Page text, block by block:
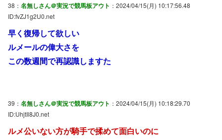
38： 名無しさん＠実況で競馬板アウト ：2024/04/15(月) 10:17:56.48
ID:fvZJ1g2U0.net
早く復帰して欲しい
ルメールの偉大さを
この数週間で再認識しますた
39： 名無しさん＠実況で競馬板アウト ：2024/04/15(月) 10:18:29.70
ID:UhjtIl8J0.net
ルメ公いない方が騎手で揉めて面白いのに